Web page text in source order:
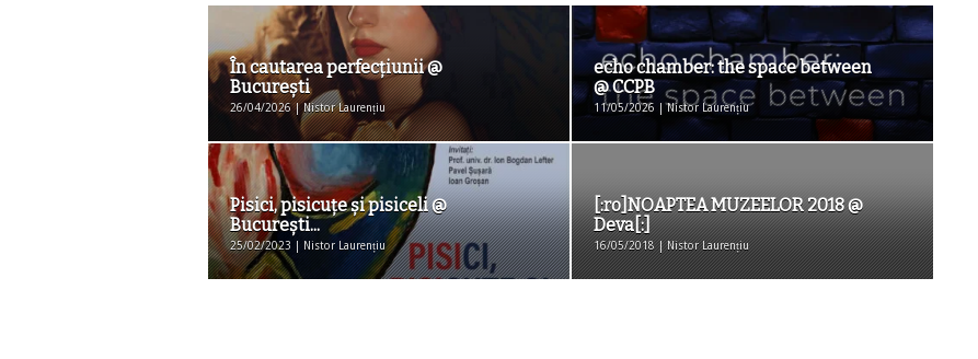
În cautarea perfecțiunii @
București
26/04/2026 | Nistor Laurențiu
echo chamber: the space between
@ CCPB
11/05/2026 | Nistor Laurențiu
Pisici, pisicuţe şi pisiceli @
Bucureşti...
25/02/2023 | Nistor Laurențiu
[:ro]NOAPTEA MUZEELOR 2018 @
Deva[:]
16/05/2018 | Nistor Laurențiu